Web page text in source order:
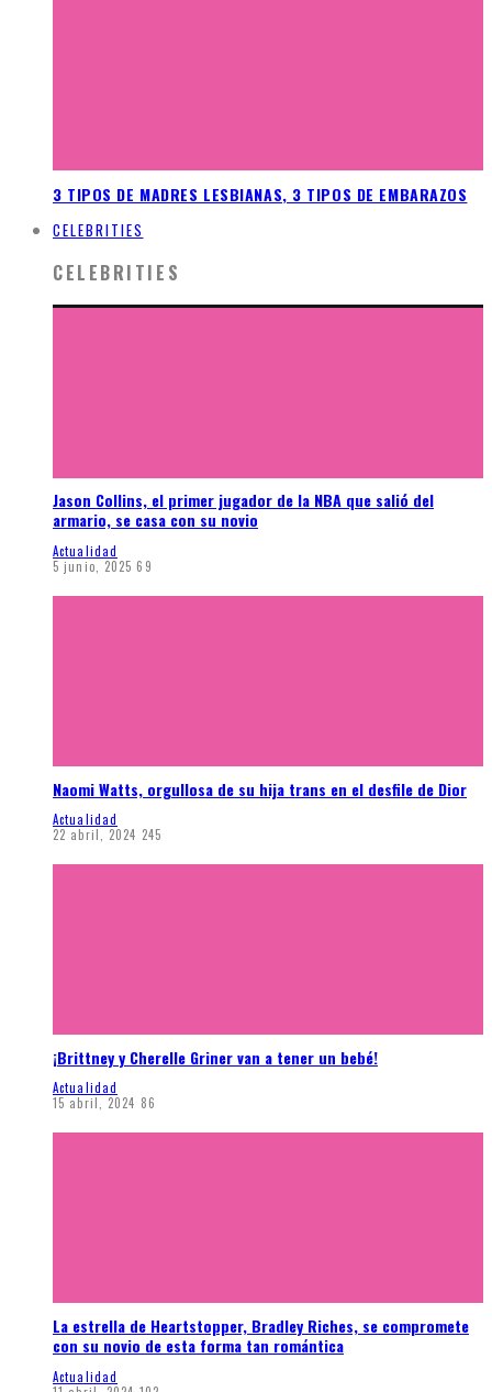
3 TIPOS DE MADRES LESBIANAS, 3 TIPOS DE EMBARAZOS
CELEBRITIES
CELEBRITIES
Jason Collins, el primer jugador de la NBA que salió del
armario, se casa con su novio
Actualidad
5 junio, 2025 69
Naomi Watts, orgullosa de su hija trans en el desfile de Dior
Actualidad
22 abril, 2024 245
¡Brittney y Cherelle Griner van a tener un bebé!
Actualidad
15 abril, 2024 86
La estrella de Heartstopper, Bradley Riches, se compromete
con su novio de esta forma tan romántica
Actualidad